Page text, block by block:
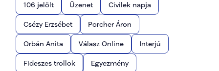
106 jelölt Üzenet Civilek napja
Csézy Erzsébet Porcher Áron
Orbán Anita Válasz Online Interjú
Fideszes trollok Egyezmény